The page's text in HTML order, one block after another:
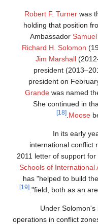
Robert F.
holding
Richard H.
Jim
Grande
She
2011 letter
Schools of
has
field,
operations in